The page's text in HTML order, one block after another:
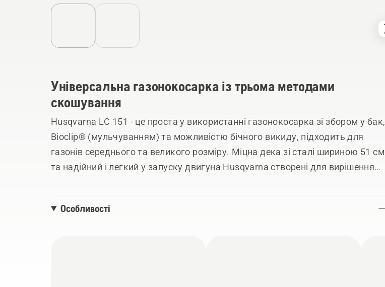
Універсальна газонокосарка із трьома методами
скошування
Husqvarna LC 151 - це проста у використанні газонокосарка зі збором у бак,
Bioclip® (мульчуванням) та можливістю бічного викиду, підходить для
газонів середнього та великого розміру. Міцна дека зі сталі шириною 51 см
та надійний і легкий у запуску двигуна Husqvarna створені для вирішення
складається, зручна конструкція ручки газу та легке регулювання висоти
Особливості